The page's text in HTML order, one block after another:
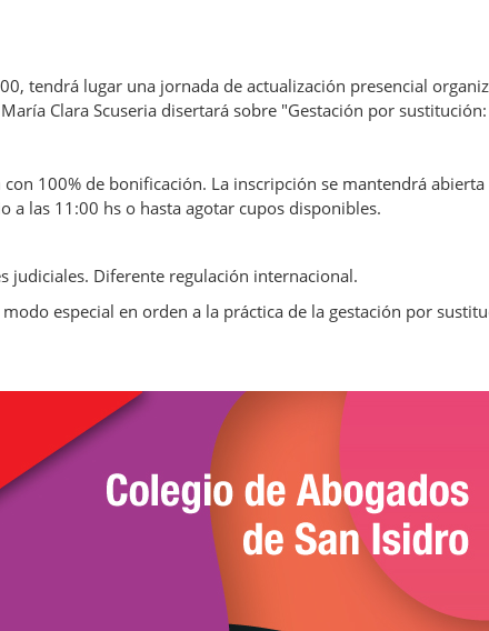
tendrá lugar una jornada de actualización presencial
Clara Scuseria disertará sobre "Gestación por
100% de bonificación. La inscripción se mantendrá
a las 11:00 hs o hasta agotar cupos disponibles.
judiciales. Diferente regulación internacional.
especial en orden a la práctica de la gestación por